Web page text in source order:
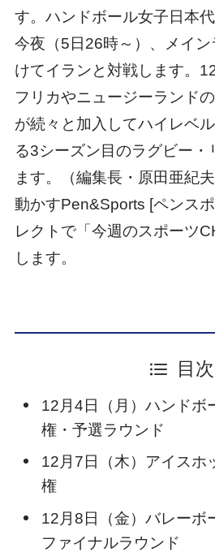
す。ハンドボール女子日本
今夜（5日26時～）、メイ
けてイランと対戦します。
フリカやニュージーランド
が続々と加入してハイレベ
る3シーズン目のラグビー・
ます。（編集長・原田亜紀
動かすPen&Sports [ペンス
レクトで「今週のスポーツ
します。
目次
12月4日（月）ハンドボ
権・予選ラウンド
12月7日（木）アイスホ
権
12月8日（金）バレーボ
ファイナルラウンド